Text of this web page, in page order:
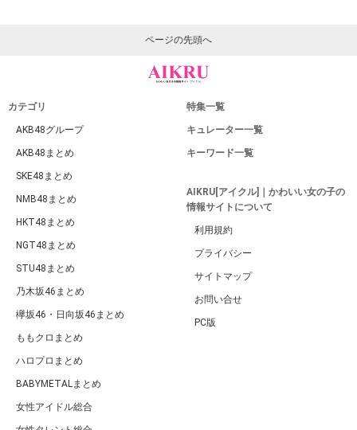
ページの先頭へ
カテゴリ
AKB48グループ
AKB48まとめ
SKE48まとめ
NMB48まとめ
HKT48まとめ
NGT48まとめ
STU48まとめ
乃木坂46まとめ
欅坂46・日向坂46まとめ
ももクロまとめ
ハロプロまとめ
BABYMETALまとめ
女性アイドル総合
特集一覧
キュレーター一覧
キーワード一覧
AIKRU[アイクル]｜かわいい女の子の
情報サイトについて
利用規約
プライバシー
サイトマップ
お問い合せ
PC版